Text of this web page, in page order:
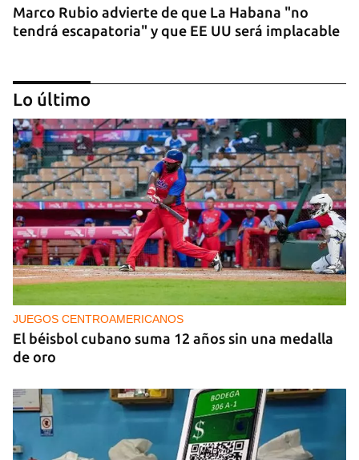
Marco Rubio advierte de que La Habana "no
tendrá escapatoria" y que EE UU será implacable
PODCAST
Cafecito informativo del viernes 7 de agosto de
2026
Lo último
JUEGOS CENTROAMERICANOS
El béisbol cubano suma 12 años sin una medalla
de oro